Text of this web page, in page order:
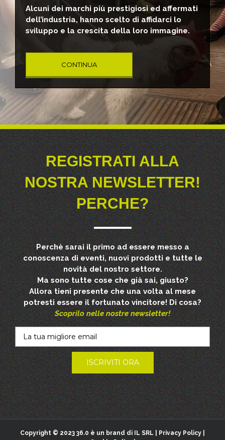
Alcuni dei marchi più prestigiosi ed affermati
dell’industria, hanno scelto di affidarci lo
sviluppo e la crescita della loro immagine.
CONTINUA
REGISTRATI ALLA
NOSTRA NEWSLETTER!
PERCHE?
Perchè sarai il primo ad essere messo a
conoscenza di eventi, nuovi prodotti e tutte le
novità del nostro settore.
Ma sono tutte cose che già sai, giusto?
Allora tieni presente che una volta al mese
potresti essere il fortunato vincitore! Di cosa?
Scoprilo nelle nostre newsletter!
Copyright © 2023 36.0 è un brand di IL SRL | Privacy Policy